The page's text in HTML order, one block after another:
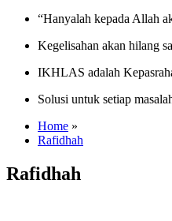
“Hanyalah kepada Allah
Kegelisahan akan hilang
IKHLAS adalah
Solusi untuk setiap
Home »
Rafidhah
Rafidhah